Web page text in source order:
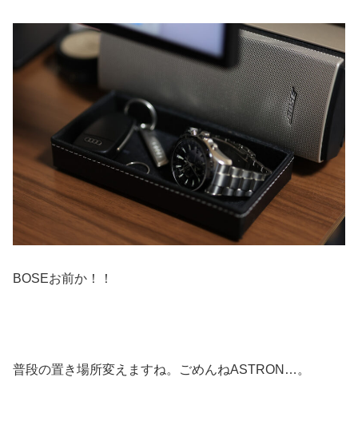
BOSEお前か！！
普段の置き場所変えますね。ごめんねASTRON…。